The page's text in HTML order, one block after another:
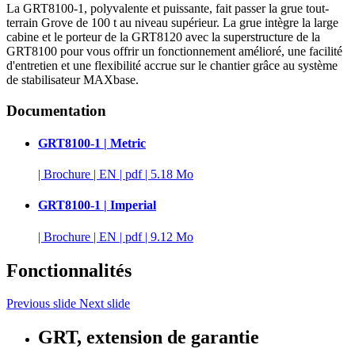
La GRT8100-1, polyvalente et puissante, fait passer la grue tout-
terrain Grove de 100 t au niveau supérieur. La grue intègre la large
cabine et le porteur de la GRT8120 avec la superstructure de la
GRT8100 pour vous offrir un fonctionnement amélioré, une facilité
d'entretien et une flexibilité accrue sur le chantier grâce au système
de stabilisateur MAXbase.
Documentation
GRT8100-1 | Metric
| Brochure | EN | pdf | 5.18 Mo
GRT8100-1 | Imperial
| Brochure | EN | pdf | 9.12 Mo
Fonctionnalités
Previous slide Next slide
GRT, extension de garantie